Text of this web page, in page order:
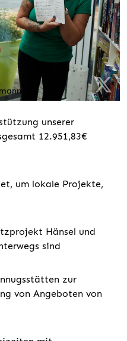
unserer
12.951,83€
um lokale Projekte,
Hänsel und
sind
zur
von Angeboten von